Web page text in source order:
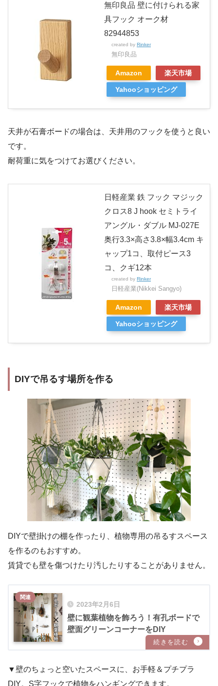
無印良品 壁に付けられる家
具フック オーク材
82944853
created by Rinker
無印良品
Amazon 楽天市場
Yahooショッピング
天井が石膏ボードの場合は、天井用のフックを使うと良い
です。
耐荷重に気をつけてお選びください。
日軽産業 鉄 フック マジック
クロス8 J hook セミトライ
アングル・ダブル MJ-027E
奥行3.3×高さ3.8×幅3.4cm キ
ャップ1コ、取付ピース3
コ、クギ12本
created by Rinker
日軽産業(Nikkei Sangyo)
Amazon 楽天市場
Yahooショッピング
DIYで吊るす場所を作る
DIYで壁掛けの棚を作ったり、植物専用の吊るすスペース
を作るのもおすすめ。
賃貸でも壁を傷つけたり汚したりすることがありません。
2023年2月6日
壁に観葉植物を飾ろう！有孔ボードで
壁面グリーンコーナーをDIY
▼壁のちょっと空いたスペースに、お手軽＆プチプラ
DIY。S字フックで植物をハンギングできます。